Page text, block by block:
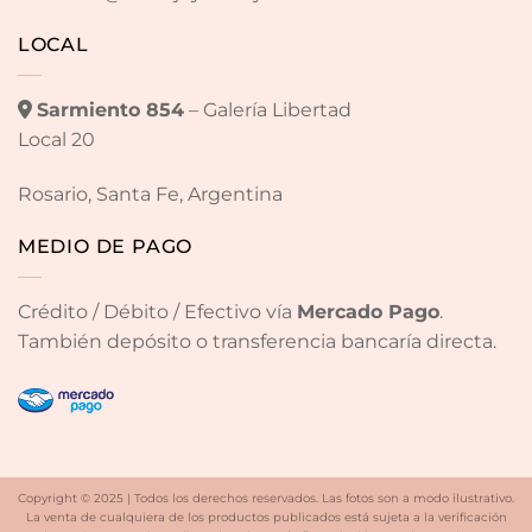
LOCAL
Sarmiento 854– Galería Libertad
Local 20
Rosario, Santa Fe, Argentina
MEDIO DE PAGO
Crédito / Débito / Efectivo vía Mercado Pago.
También depósito o transferencia bancaría directa.
Copyright © 2025 | Todos los derechos reservados. Las fotos son a modo ilustrativo.
La venta de cualquiera de los productos publicados está sujeta a la verificación